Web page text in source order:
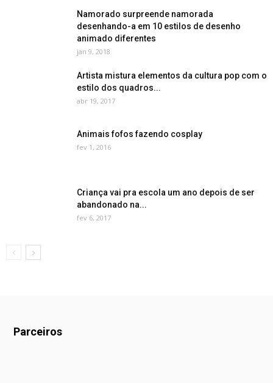
Namorado surpreende namorada
desenhando-a em 10 estilos de desenho
animado diferentes
jan 9, 2018
Artista mistura elementos da cultura pop com o
estilo dos quadros...
abr 19, 2017
Animais fofos fazendo cosplay
fev 1, 2016
Criança vai pra escola um ano depois de ser
abandonado na...
fev 6, 2017
Parceiros